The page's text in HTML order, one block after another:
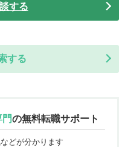
する
する
の無料転職サポート
どが分かります